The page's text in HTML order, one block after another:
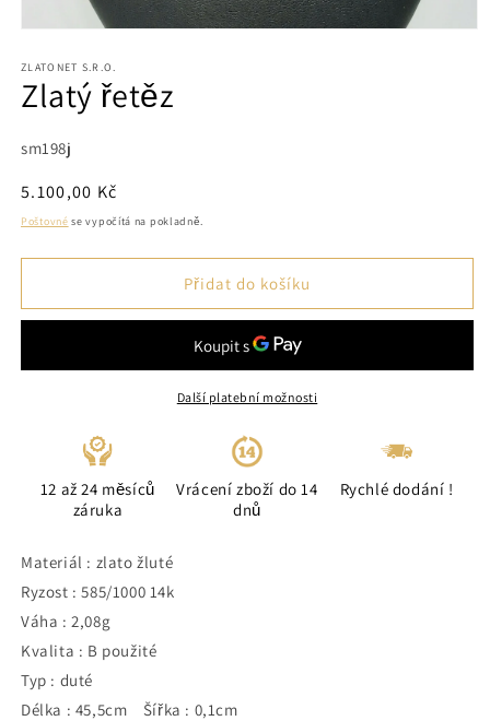
1
v
modálním
ZLATONET S.R.O.
Zlatý řetěz
SKU:
sm198j
Běžná
cena
5.100,00 Kč
Poštovné se vypočítá na pokladně.
Přidat do košíku
Další platební možnosti
12 až 24 měsíců
záruka
Vrácení zboží do 14
dnů
Rychlé dodání !
Materiál : zlato žluté
Ryzost : 585/1000 14k
Váha : 2,08g
Kvalita : B použité
Typ : duté
Délka : 45,5cm Šířka : 0,1cm